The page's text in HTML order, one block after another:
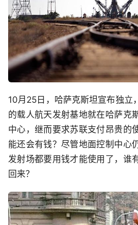
10月25日，哈萨克斯坦宣布独立
的载人航天发射基地就在哈萨克
中心，继而要求苏联支付昂贵的
能还会有钱？尽管地面控制中心
发射场都要用钱才能使用了，谁
回来？